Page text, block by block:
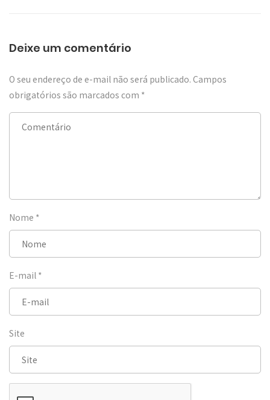
Deixe um comentário
O seu endereço de e-mail não será publicado. Campos
obrigatórios são marcados com *
Nome *
E-mail *
Site